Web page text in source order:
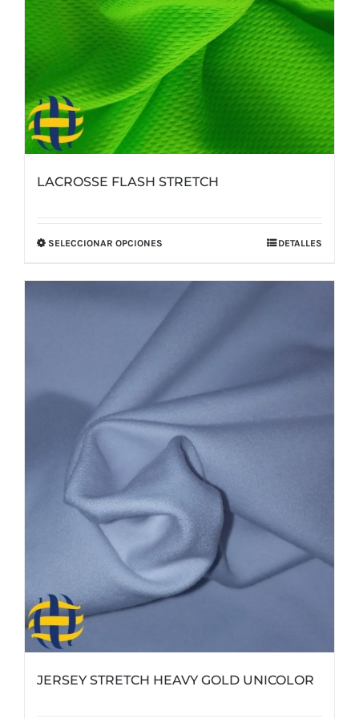
LACROSSE FLASH STRETCH
SELECCIONAR OPCIONES
múltiples
se
pueden
elegir
en
página
de
producto
DETALLES
JERSEY STRETCH HEAVY GOLD UNICOLOR